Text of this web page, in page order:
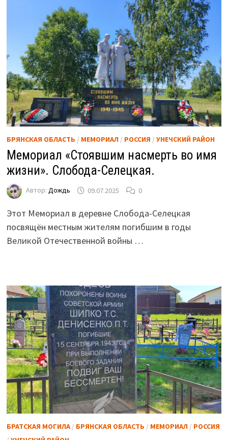
БРЯНСКАЯ ОБЛАСТЬ / МЕМОРИАЛ/ РОССИЯ / УНЕЧСКИЙ РАЙОН
Мемориал «Стоявшим насмерть во имя
жизни». Слобода-Селецкая.
Автор: Дождь 09.07.2025 0
Этот Мемориал в деревне Слобода-Селецкая
посвящён местным жителям погибшим в годы
Великой Отечественной войны …
БРАТСКАЯ МОГИЛА/ БРЯНСКАЯ ОБЛАСТЬ / МЕМОРИАЛ/ РОССИЯ